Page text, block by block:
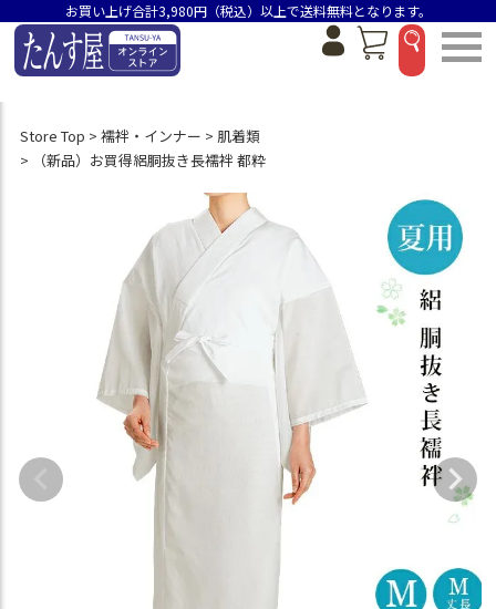
お買い上げ合計3,980円（税込）以上で送料無料となります。
Store Top 襦袢・インナー
肌着類
（新品）お買得絽胴抜き長襦袢 都粋